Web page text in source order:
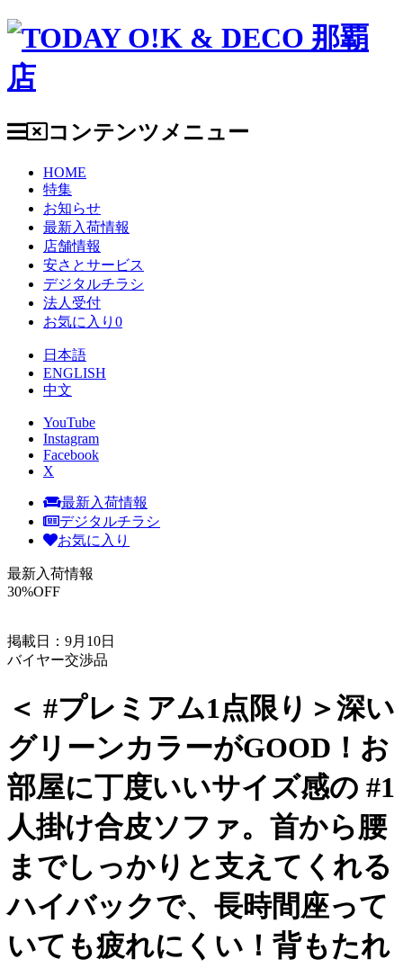
コンテンツメニュー
HOME
特集
お知らせ
最新入荷情報
店舗情報
安さとサービス
デジタルチラシ
法人受付
お気に入り 0
日本語
ENGLISH
中文
YouTube
Instagram
Facebook
X
最新入荷情報
デジタルチラシ
お気に入り
最新入荷情報
30%OFF
掲載日：9月10日
バイヤー交渉品
＜ #プレミアム1点限り＞深い
グリーンカラーがGOOD！お
部屋に丁度いいサイズ感の #1
人掛け合皮ソファ。首から腰
までしっかりと支えてくれる
ハイバックで、長時間座って
いても疲れにくい！背もたれ